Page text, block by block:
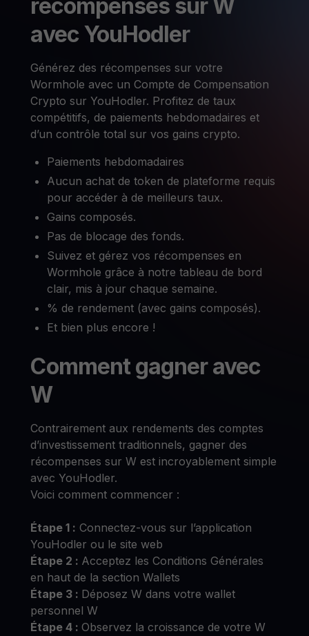
récompenses sur W
avec YouHodler
Générez des récompenses sur votre
Wormhole avec un Compte de Compensation
Crypto sur YouHodler. Profitez de taux
compétitifs, de paiements hebdomadaires et
d’un contrôle total sur vos gains crypto.
Paiements hebdomadaires
Aucun achat de token de plateforme requis
pour accéder à de meilleurs taux.
Gains composés.
Pas de blocage des fonds.
Suivez et gérez vos récompenses en
Wormhole grâce à notre tableau de bord
clair, mis à jour chaque semaine.
% de rendement (avec gains composés).
Et bien plus encore !
Comment gagner avec
W
Contrairement aux rendements des comptes
d’investissement traditionnels, gagner des
récompenses sur W est incroyablement simple
avec YouHodler.
Voici comment commencer :
Étape 1 : Connectez-vous sur l’application
YouHodler ou le site web
Étape 2 : Acceptez les Conditions Générales
en haut de la section Wallets
Étape 3 : Déposez W dans votre wallet
personnel W
Étape 4 :Observez la croissance de votre W